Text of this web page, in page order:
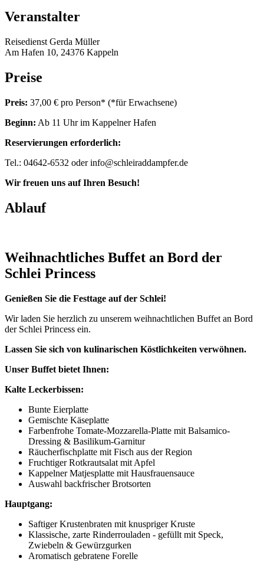
Veranstalter
Reisedienst Gerda Müller
Am Hafen 10, 24376 Kappeln
Preise
Preis: 37,00 € pro Person* (*für Erwachsene)
Beginn: Ab 11 Uhr im Kappelner Hafen
Reservierungen erforderlich:
Tel.: 04642-6532 oder info@schleiraddampfer.de
Wir freuen uns auf Ihren Besuch!
Ablauf
Weihnachtliches Buffet an Bord der
Schlei Princess
Genießen Sie die Festtage auf der Schlei!
Wir laden Sie herzlich zu unserem weihnachtlichen Buffet an Bord
der Schlei Princess ein.
Lassen Sie sich von kulinarischen Köstlichkeiten verwöhnen.
Unser Buffet bietet Ihnen:
Kalte Leckerbissen:
Bunte Eierplatte
Gemischte Käseplatte
Farbenfrohe Tomate-Mozzarella-Platte mit Balsamico-
Dressing & Basilikum-Garnitur
Räucherfischplatte mit Fisch aus der Region
Fruchtiger Rotkrautsalat mit Apfel
Kappelner Matjesplatte mit Hausfrauensauce
Auswahl backfrischer Brotsorten
Hauptgang:
Saftiger Krustenbraten mit knuspriger Kruste
Klassische, zarte Rinderrouladen - gefüllt mit Speck,
Zwiebeln & Gewürzgurken
Aromatisch gebratene Forelle